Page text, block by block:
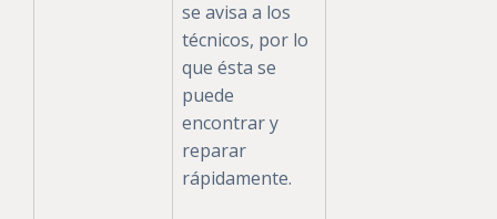
se avisa a los
técnicos, por lo
que ésta se
puede
encontrar y
reparar
rápidamente.